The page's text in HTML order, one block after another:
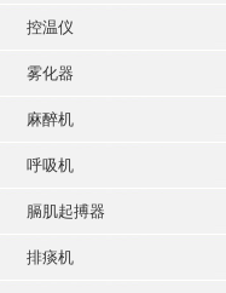
控温仪
雾化器
麻醉机
呼吸机
膈肌起搏器
排痰机